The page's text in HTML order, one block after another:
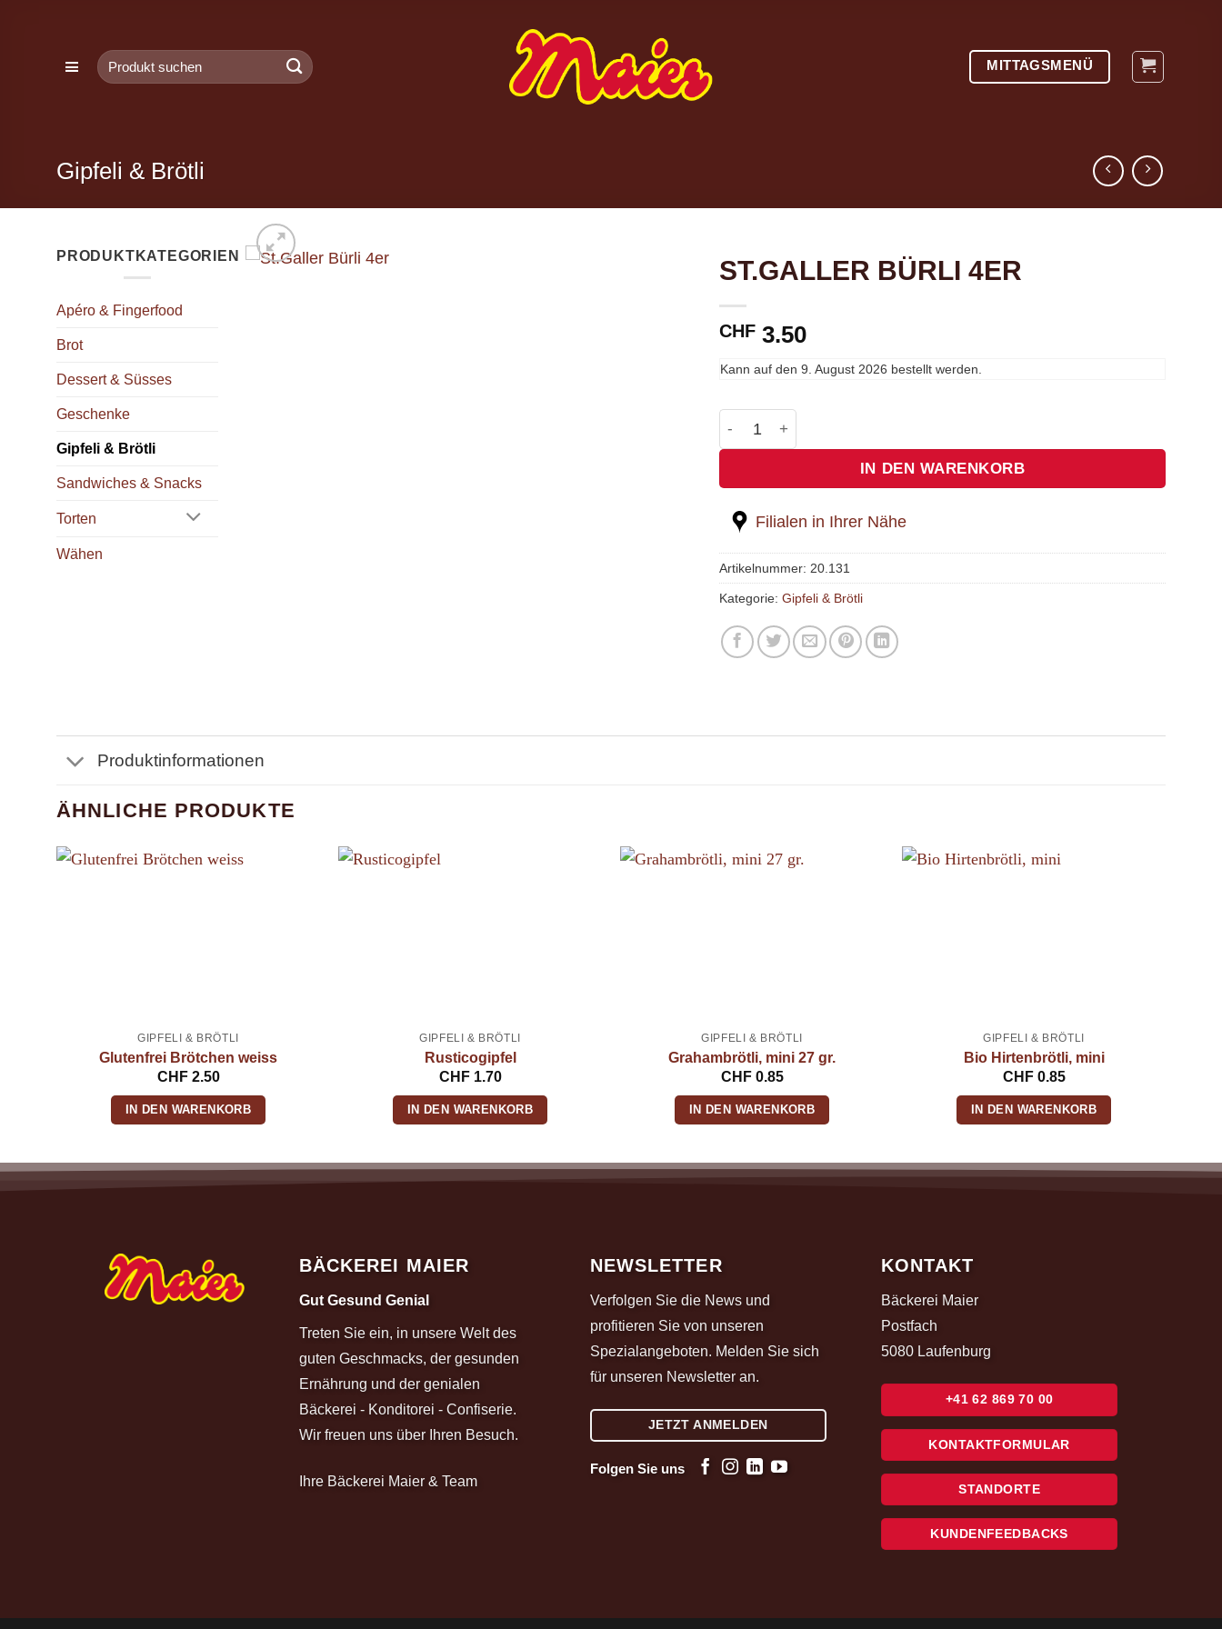
Suchen
nach:
MITTAGSMENÜ
Gipfeli & Brötli
PRODUKTKATEGORIEN
Apéro & Fingerfood
Brot
Dessert & Süsses
Geschenke
Gipfeli & Brötli
Sandwiches & Snacks
Torten
Wähen
ST.GALLER BÜRLI 4ER
CHF 3.50
Kann auf den9. August 2026 bestellt werden.
IN DEN WARENKORB
Filialen in Ihrer Nähe
Artikelnummer: 20.131
Kategorie:Gipfeli & Brötli
Produktinformationen
ÄHNLICHE PRODUKTE
GIPFELI & BRÖTLI
Glutenfrei Brötchen weiss
CHF2.50
IN DEN WARENKORB
GIPFELI & BRÖTLI
Rusticogipfel
CHF1.70
IN DEN WARENKORB
GIPFELI & BRÖTLI
Grahambrötli, mini 27 gr.
CHF0.85
IN DEN WARENKORB
GIPFELI & BRÖTLI
Bio Hirtenbrötli, mini
CHF0.85
IN DEN WARENKORB
BÄCKEREI MAIER
Gut Gesund Genial
Treten Sie ein, in unsere Welt des
guten Geschmacks, der gesunden
Ernährung und der genialen
Bäckerei - Konditorei - Confiserie.
Wir freuen uns über Ihren Besuch.
Ihre Bäckerei Maier & Team
NEWSLETTER
Verfolgen Sie die News und
profitieren Sie von unseren
Spezialangeboten. Melden Sie sich
für unseren Newsletter an.
JETZT ANMELDEN
Folgen Sie uns
KONTAKT
Bäckerei Maier
Postfach
5080 Laufenburg
+41 62 869 70 00
KONTAKTFORMULAR
STANDORTE
KUNDENFEEDBACKS